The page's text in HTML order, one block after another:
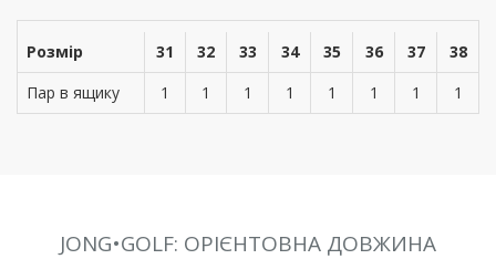
Розмір 31 32 33 34 35 36 37
38
Пар в ящику
1 1 1 1 1 1 1 1
JONG•GOLF: ОРІЄНТОВНА ДОВЖИНА